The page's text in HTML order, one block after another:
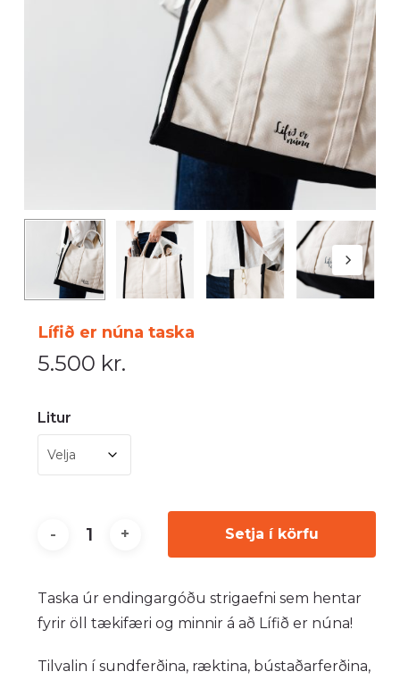
Lífið er núna taska
5.500 kr.
Litur
Setja í körfu
Taska úr endingargóðu strigaefni sem hentar
fyrir öll tækifæri og minnir á að Lífið er núna!
Tilvalin í sundferðina, ræktina, bústaðarferðina,